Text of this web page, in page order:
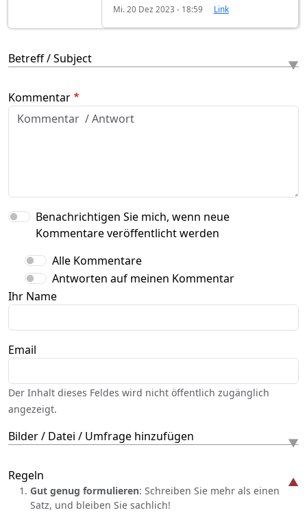
Mi. 20 Dez 2023 - 18:59 Link
Betreff / Subject
Kommentar
Benachrichtigen Sie mich, wenn neue
Kommentare veröffentlicht werden
Alle Kommentare
Antworten auf meinen Kommentar
Ihr Name
Email
Der Inhalt dieses Feldes wird nicht öffentlich zugänglich
angezeigt.
Bilder / Datei / Umfrage hinzufügen
Regeln
Gut genug formulieren: Schreiben Sie mehr als einen
Satz, und bleiben Sie sachlich!